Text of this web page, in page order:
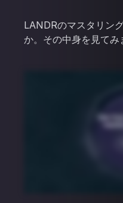
LANDRのマスタリン
か。その中身を見てみ